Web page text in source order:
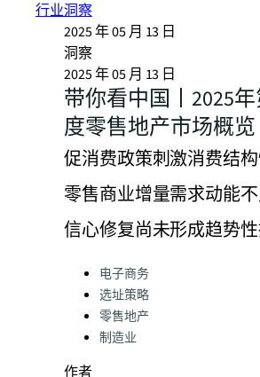
行业洞察
2025 年 05 月 13 日
洞察
2025 年 05 月 13 日
带你看中国丨2025
度零售地产市场概览
促消费政策刺激消费结构
零售商业增量需求动能
信心修复尚未形成趋势
Categories:
电子商务
选址策略
零售地产
制造业
作者